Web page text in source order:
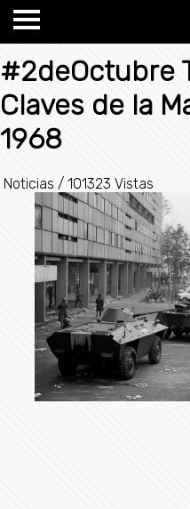
#2deOctubre
Claves de la
1968
Noticias / 101323 Vistas